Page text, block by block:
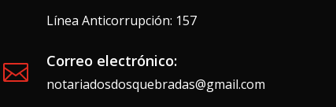
Línea Anticorrupción: 157
 Correo electrónico:
notariadosdosquebradas@gmail.com